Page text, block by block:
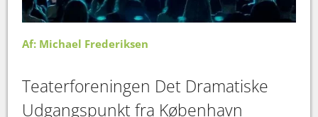
Af: Michael Frederiksen
Teaterforeningen Det Dramatiske
Udgangspunkt fra København